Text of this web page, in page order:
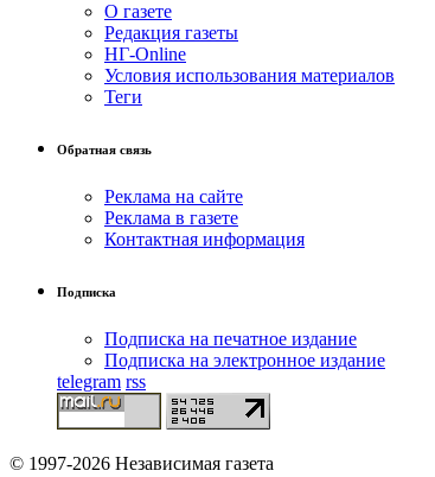
О газете
Редакция газеты
НГ-Online
Условия использования материалов
Теги
Обратная связь
Реклама на сайте
Реклама в газете
Контактная информация
Подписка
Подписка на печатное издание
Подписка на электронное издание
telegram rss
© 1997-2026 Независимая газета